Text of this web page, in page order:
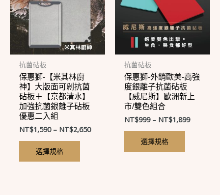
抗菌砧板
保惠獅-【米其林廚
神】大版面可剁抗菌
砧板＋【京都清水】
加強抗菌銀離子砧板
優惠二入組
NT$1,590– NT$2,650
選擇規格
種
款
可
在
產
選
抗菌砧板
保惠獅-外銷歐美-高強
度銀離子抗菌砧板
【威尼斯】歐洲新上
市/雙色組合
NT$999– NT$1,899
選擇規格
多
種
款
可
在
品
面